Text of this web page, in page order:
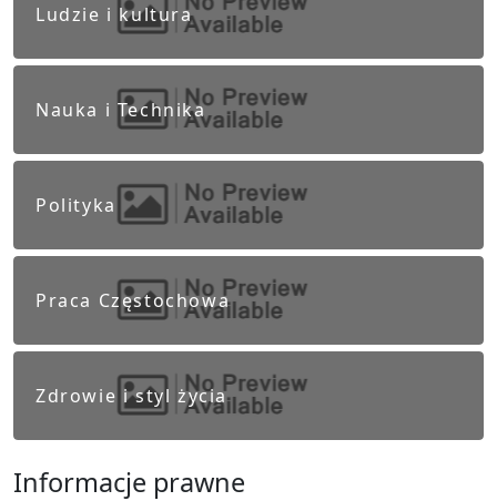
Ludzie i kultura
Nauka i Technika
Polityka
Praca Częstochowa
Zdrowie i styl życia
Informacje prawne